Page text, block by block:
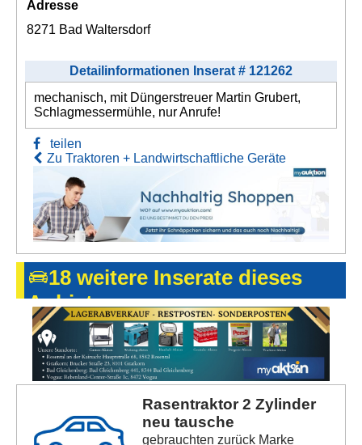
Adresse
8271 Bad Waltersdorf
Detailinformationen Inserat # 121262
mechanisch, mit Düngerstreuer Martin Grubert,
Schlagmessermühle, nur Anrufe!
teilen
Zu Traktoren + Landwirtschaftliche Geräte
18 weitere Inserate dieses
Anbieters
Rasentraktor 2 Zylinder
neu tausche
gebrauchten zurück Marke